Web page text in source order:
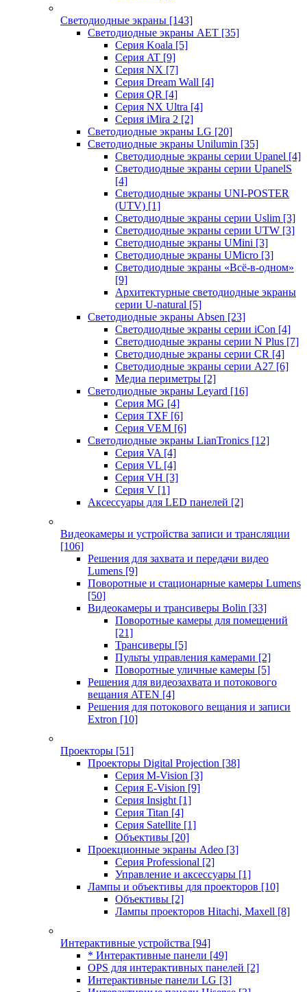
Светодиодные экраны [143]
Светодиодные экраны AET [35]
Cерия Koala [5]
Серия AT [9]
Серия NX [7]
Серия Dream Wall [4]
Серия QR [4]
Серия NX Ultra [4]
Серия iMira 2 [2]
Светодиодные экраны LG [20]
Светодиодные экраны Unilumin [35]
Светодиодные экраны серии Upanel [4]
Светодиодные экраны серии UpanelS
[4]
Светодиодные экраны UNI-POSTER
(UTV) [1]
Светодиодные экраны серии Uslim [3]
Светодиодные экраны серии UTW [3]
Светодиодные экраны UMini [3]
Светодиодные экраны UMicro [3]
Светодиодные экраны «Всё-в-одном»
[9]
Архитектурные светодиодные экраны
серии U-natural [5]
Светодиодные экраны Absen [23]
Светодиодные экраны серии iCon [4]
Светодиодные экраны серии N Plus [7]
Светодиодные экраны серии CR [4]
Светодиодные экраны серии А27 [6]
Медиа периметры [2]
Светодиодные экраны Leyard [16]
Серия MG [4]
Серия TXF [6]
Серия VEM [6]
Светодиодные экраны LianTronics [12]
Серия VA [4]
Серия VL [4]
Серия VH [3]
Серия V [1]
Аксессуары для LED панелей [2]
Видеокамеры и устройства записи и трансляции
[106]
Решения для захвата и передачи видео
Lumens [9]
Поворотные и стационарные камеры Lumens
[50]
Видеокамеры и трансиверы Bolin [33]
Поворотные камеры для помещений
[21]
Трансиверы [5]
Пульты управления камерами [2]
Поворотные уличные камеры [5]
Решения для видеозахвата и потокового
вещания ATEN [4]
Решения для потокового вещания и записи
Extron [10]
Проекторы [51]
Проекторы Digital Projection [38]
Серия M-Vision [3]
Серия E-Vision [9]
Серия Insight [1]
Серия Titan [4]
Серия Satellite [1]
Объективы [20]
Проекционные экраны Adeo [3]
Серия Professional [2]
Управление и аксессуары [1]
Лампы и объективы для проекторов [10]
Объективы [2]
Лампы проекторов Hitachi, Maxell [8]
Интерактивные устройства [94]
* Интерактивные панели [49]
OPS для интерактивных панелей [2]
Интерактивные панели LG [3]